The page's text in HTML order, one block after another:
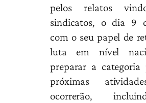
pelos relatos
sindicatos, o dia 9
com o seu papel de
luta em nível
preparar a categoria
próximas
ocorrerão,